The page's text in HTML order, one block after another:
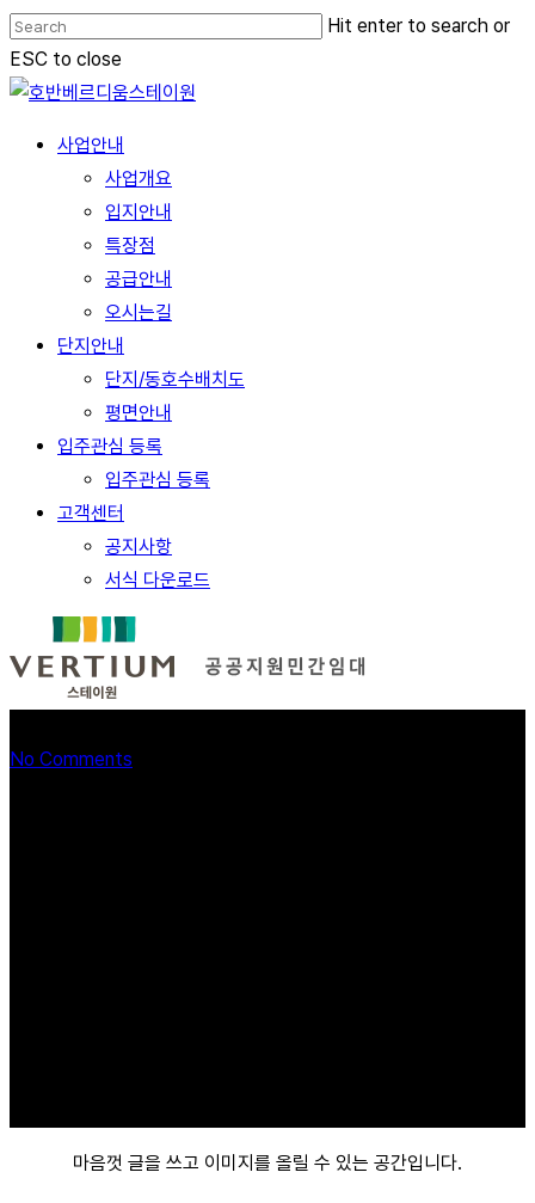
Skip
to
main
Hit enter to search or
ESC to close
Close
Menu
사업안내
사업개요
입지안내
특장점
공급안내
오시는길
단지안내
단지/동호수배치도
평면안내
입주관심 등록
입주관심 등록
고객센터
공지사항
서식 다운로드
No Comments
마음껏 글을 쓰고 이미지를 올릴 수 있는 공간입니다.